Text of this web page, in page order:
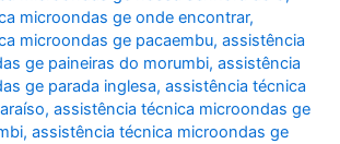
microondas ge onde encontrar,
microondas ge pacaembu,assistência
ge paineiras do morumbi,assistência
ge parada inglesa,assistência técnica
,assistência técnica microondas ge
,assistência técnica microondas ge